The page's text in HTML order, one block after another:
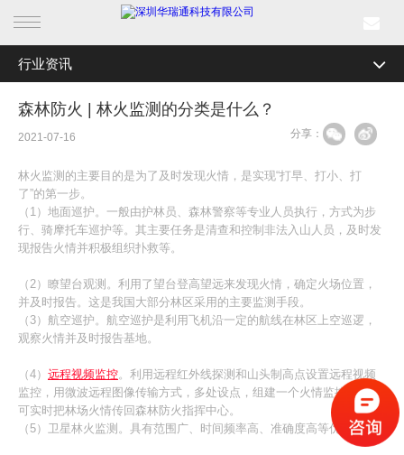
首页
产品中心
解决方案
成功案例
新闻中心
关于我们
行业资讯
全部分类公司新闻
行业资讯
媒体关注
最新活动
森林防火 | 林火监测的分类是什么？
2021-07-16 分享：
林火监测的主要目的是为了及时发现火情，是实现“打早、打小、打
了”的第一步。
（1）地面巡护。一般由护林员、森林警察等专业人员执行，方式为步
行、骑摩托车巡护等。其主要任务是清查和控制非法入山人员，及时发
现报告火情并积极组织扑救等。
（2）瞭望台观测。利用了望台登高望远来发现火情，确定火场位置，
并及时报告。这是我国大部分林区采用的主要监测手段。
（3）航空巡护。航空巡护是利用飞机沿一定的航线在林区上空巡逻，
观察火情并及时报告基地。
（4） 远程视频监控。利用远程红外线探测和山头制高点设置远程视频
监控，用微波远程图像传输方式，多处设点，组建一个火情监控网络，
可实时把林场火情传回森林防火指挥中心。
（5）卫星林火监测。具有范围广、时间频率高、准确度高等优点。